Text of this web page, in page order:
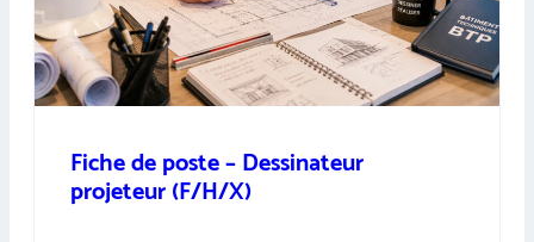
Fiche de poste – Dessinateur
projeteur (F/H/X)